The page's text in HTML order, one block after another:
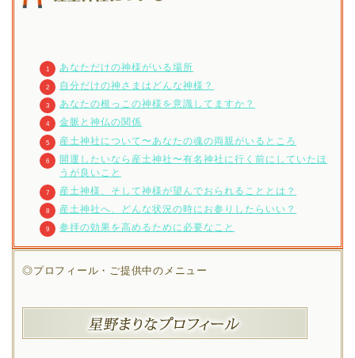
あなただけの神様がいる場所
自分だけの神さまはどんな神様？
あなたの根っこの神様を意識してますか？
金脈と神仏の関係
産土神社について〜あなたの魂の両親がいるところ
開運したいなら産土神社〜有名神社に行く前にしていたほ
うが良いこと
産土神様、そして神様が望んでおられることとは？
産土神社へ、どんな状況の時にお参りしたらいい？
参拝の効果を高めるために必要なこと
◎プロフィール・ご提供中のメニュー